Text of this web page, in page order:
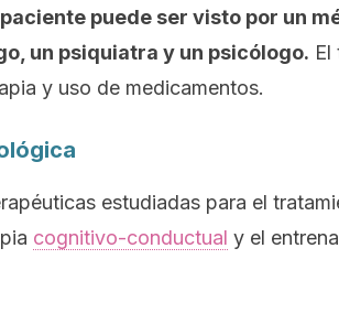
paciente puede ser visto por un
un psiquiatra y un psicólogo. El
y uso de medicamentos.
estudiadas para el
cognitivo-conductual y el